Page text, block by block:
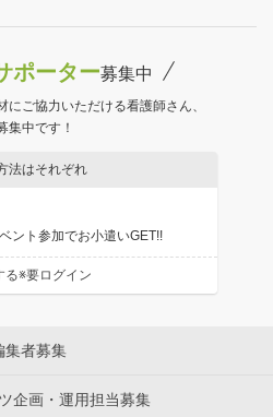
ポーター募集中
にご協力いただける看護師さん、
集中です！
法はそれぞれ
ント参加でお小遣いGET!!
る※要ログイン
集者募集
企画・運用担当募集